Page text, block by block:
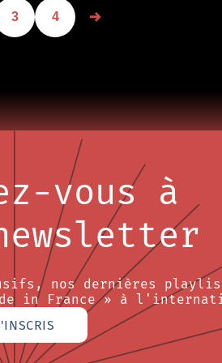
3 4
vous à
nos dernières
in France » à